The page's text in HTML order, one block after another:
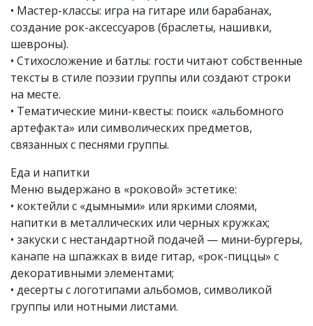
• Мастер-классы: игра на гитаре или барабанах,
создание рок-аксессуаров (браслеты, нашивки,
шевроны).
• Стихосложение и батлы: гости читают собственные
тексты в стиле поэзии группы или создают строки
на месте.
• Тематические мини-квесты: поиск «альбомного
артефакта» или символических предметов,
связанных с песнями группы.
Еда и напитки
Меню выдержано в «роковой» эстетике:
• коктейли с «дымными» или яркими слоями,
напитки в металлических или черных кружках;
• закуски с нестандартной подачей — мини-бургеры,
канапе на шпажках в виде гитар, «рок-пиццы» с
декоративными элементами;
• десерты с логотипами альбомов, символикой
группы или нотными листами.